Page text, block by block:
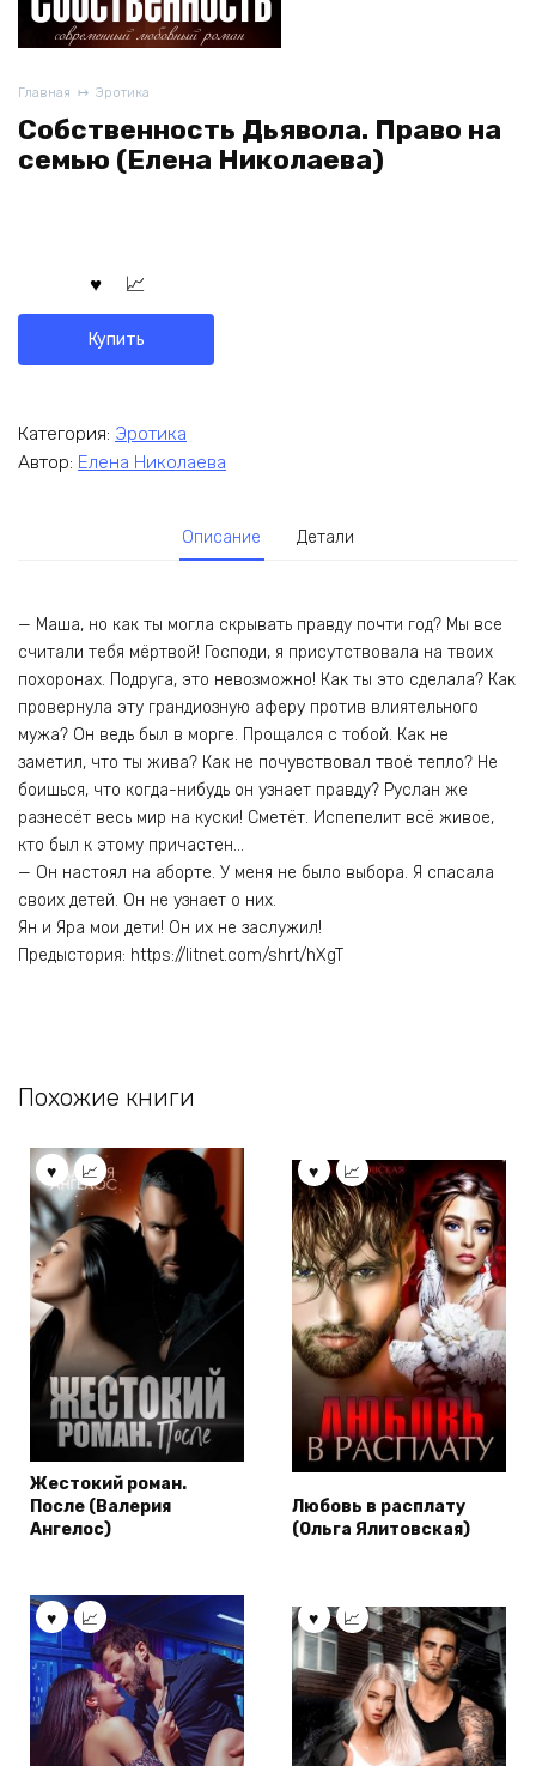
Главная Эротика
Собственность Дьявола. Право на
семью (Елена Николаева)
Купить
Категория: Эротика
Автор: Елена Николаева
Описание Детали
— Маша, но как ты могла скрывать правду почти год? Мы все
считали тебя мёртвой! Господи, я присутствовала на твоих
похоронах. Подруга, это невозможно! Как ты это сделала? Как
провернула эту грандиозную аферу против влиятельного
мужа? Он ведь был в морге. Прощался с тобой. Как не
заметил, что ты жива? Как не почувствовал твоё тепло? Не
боишься, что когда-нибудь он узнает правду? Руслан же
разнесёт весь мир на куски! Сметёт. Испепелит всё живое,
кто был к этому причастен…
— Он настоял на аборте. У меня не было выбора. Я спасала
своих детей. Он не узнает о них.
Ян и Яра мои дети! Он их не заслужил!
Предыстория: https://litnet.com/shrt/hXgT
Похожие книги
Жестокий роман.
После (Валерия
Ангелос)
Любовь в расплату
(Ольга Ялитовская)